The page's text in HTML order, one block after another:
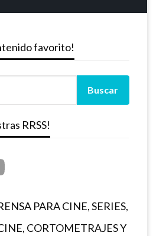
favorito!
RRSS!
PARA CINE, SERIES,
CORTOMETRAJES Y